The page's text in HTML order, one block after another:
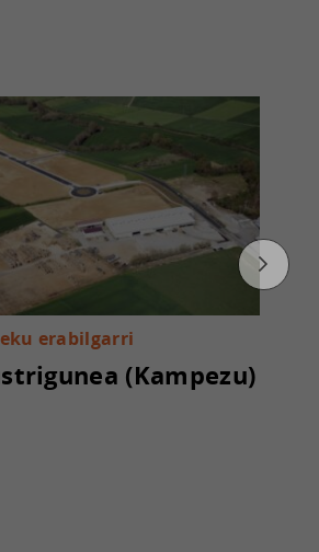
erabilgarri
(Kampezu)